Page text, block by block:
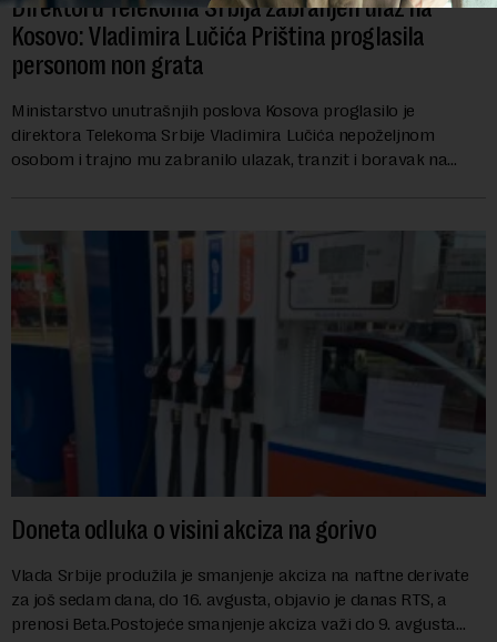
Direktoru Telekoma Srbija zabranjen ulaz na
Kosovo: Vladimira Lučića Priština proglasila
personom non grata
Ministarstvo unutrašnjih poslova Kosova proglasilo je
direktora Telekoma Srbije Vladimira Lučića nepoželjnom
osobom i trajno mu zabranilo ulazak, tranzit i boravak na
Doneta odluka o visini akciza na gorivo
Vlada Srbije produžila je smanjenje akciza na naftne derivate
za još sedam dana, do 16. avgusta, objavio je danas RTS, a
prenosi Beta.Postojeće smanjenje akciza važi do 9. avgusta